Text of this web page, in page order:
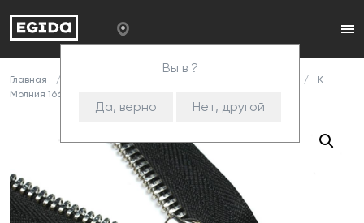
Вы в ?
Да, верно Нет, другой
Главная
К
Молния 166 (лавандовый)